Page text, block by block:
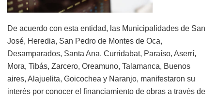
De acuerdo con esta entidad, las Municipalidades de San
José, Heredia, San Pedro de Montes de Oca,
Desamparados, Santa Ana, Curridabat, Paraíso, Aserrí,
Mora, Tibás, Zarcero, Oreamuno, Talamanca, Buenos
aires, Alajuelita, Goicochea y Naranjo, manifestaron su
interés por conocer el financiamiento de obras a través de